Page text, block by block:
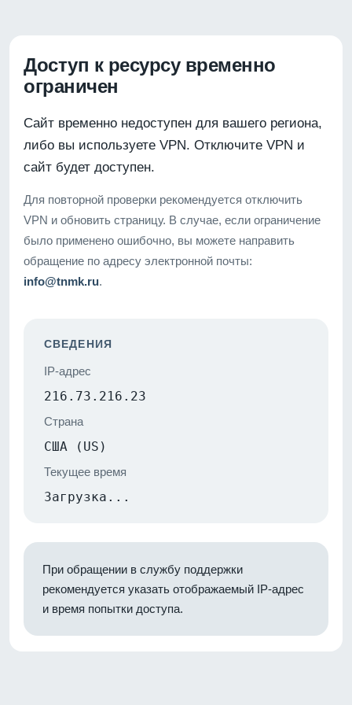
Доступ к ресурсу временно
ограничен
Сайт временно недоступен для вашего региона,
либо вы используете VPN. Отключите VPN и
сайт будет доступен.
Для повторной проверки рекомендуется отключить
VPN и обновить страницу. В случае, если ограничение
было применено ошибочно, вы можете направить
обращение по адресу электронной почты:
info@tnmk.ru.
СВЕДЕНИЯ
IP-адрес
216.73.216.23
Страна
США (US)
Текущее время
Загрузка...
При обращении в службу поддержки
рекомендуется указать отображаемый IP-адрес
и время попытки доступа.